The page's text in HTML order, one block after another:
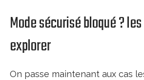
Mode sécurisé bloqué ?
explorer
On passe maintenant aux cas